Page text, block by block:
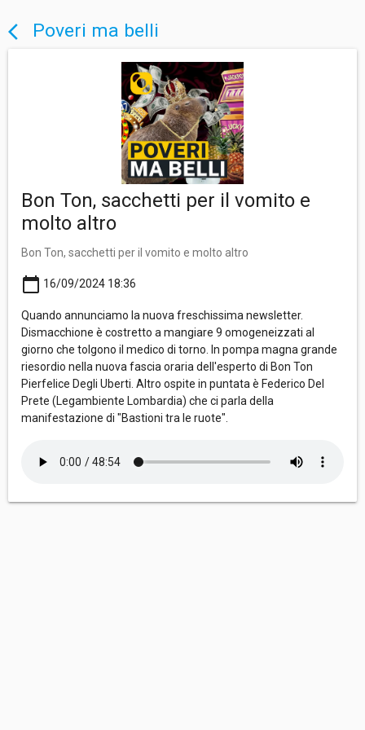
arrow_back_ios Poveri ma belli
Bon Ton, sacchetti per il vomito e
molto altro
Bon Ton, sacchetti per il vomito e molto altro
calendar_today 16/09/2024 18:36
Quando annunciamo la nuova freschissima newsletter.
Dismacchione è costretto a mangiare 9 omogeneizzati al
giorno che tolgono il medico di torno. In pompa magna grande
riesordio nella nuova fascia oraria dell'esperto di Bon Ton
Pierfelice Degli Uberti. Altro ospite in puntata è Federico Del
Prete (Legambiente Lombardia) che ci parla della
manifestazione di "Bastioni tra le ruote".